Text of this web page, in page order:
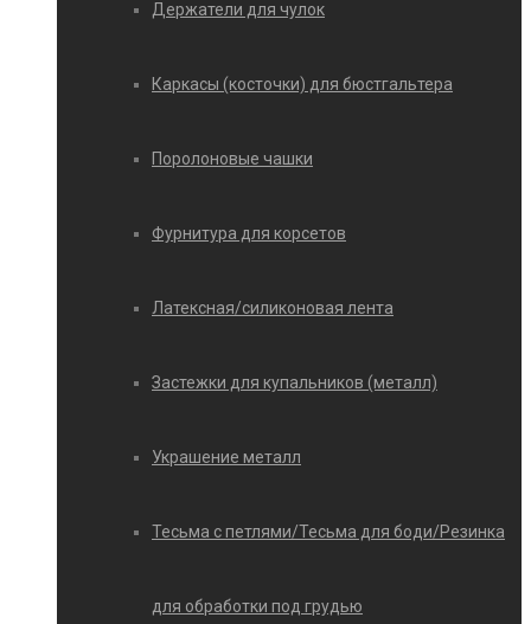
Держатели для чулок
Каркасы (косточки) для бюстгальтера
Поролоновые чашки
Фурнитура для корсетов
Латексная/силиконовая лента
Застежки для купальников (металл)
Украшение металл
Тесьма с петлями/Тесьма для боди/Резинка
для обработки под грудью